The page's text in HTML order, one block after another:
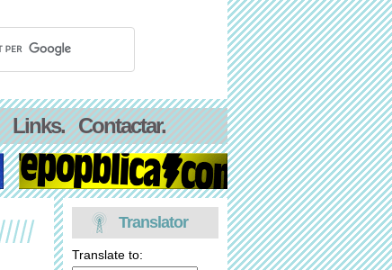
Links. Contactar.
Translator
Translate to: